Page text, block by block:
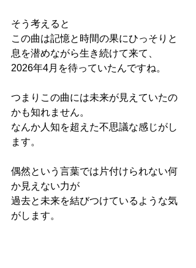
そう考えると
この曲は記憶と時間の果にひっそりと
息を潜めながら生き続けて来て、
2026年4月を待っていたんですね。
つまりこの曲には未来が見えていたの
かも知れません。
なんか人知を超えた不思議な感じがし
ます。
偶然という言葉では片付けられない何
か見えない力が
過去と未来を結びつけているような気
がします。